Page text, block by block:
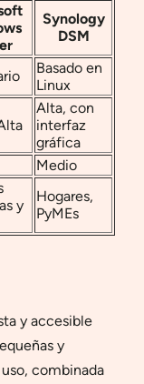
Synology
DSM
Basado en
Linux
Alta, con
interfaz
gráfica
Medio
y
Hogares,
PyMEs
y accesible
y
combinada